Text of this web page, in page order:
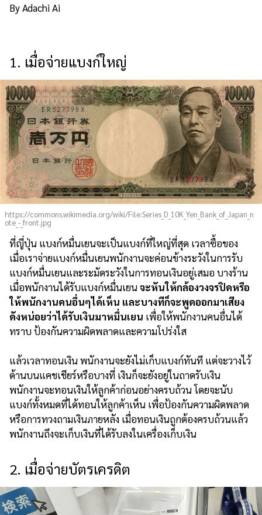
By Adachi Ai
1. เมื่อจ่ายแบงก์ใหญ่
https://commons.wikimedia.org/wiki/File:Series_D_10K_Yen_Bank_of_Japan_n
ote_-_front.jpg
ที่ญี่ปุ่น แบงก์หมื่นเยนจะเป็นแบงก์ที่ใหญ่ที่สุด เวลาซื้อของ
เมื่อเราจ่ายแบงก์หมื่นเยนพนักงานจะค่อนข้างระวังในการรับ
แบงก์หมื่นเยนและระมัดระวังในการทอนเงินอยู่เสมอ บางร้าน
เมื่อพนักงานได้รับแบงก์หมื่นเยนจะหันให้กล้องวงจรปิดหรือ
ให้พนักงานคนอื่นๆได้เห็น และบางทีก็จะพูดออกมาเสียง
ดังหน่อยว่าได้รับเงินมาหมื่นเยน เพื่อให้พนักงานคนอื่นได้
ทราบ ป้องกันความผิดพลาดและความโปร่งใส
แล้วเวลาทอนเงิน พนักงานจะยังไม่เก็บแบงก์ทันที แต่จะวางไว้
ด้านบนแคชเชียร์หรือบางที่ เงินก็จะยังอยู่ในถาดรับเงิน
พนักงานจะทอนเงินให้ลูกค้าก่อนอย่างครบถ้วน โดยจะนับ
แบงก์ทั้งหมดที่ได้ทอนให้ลูกค้าเห็น เพื่อป้องกันความผิดพลาด
หรือการทวงถามเงินภายหลัง เมื่อทอนเงินถูกต้องครบถ้วนแล้ว
พนักงานถึงจะเก็บเงินที่ได้รับลงในเครื่องเก็บเงิน
2. เมื่อจ่ายบัตรเครดิต